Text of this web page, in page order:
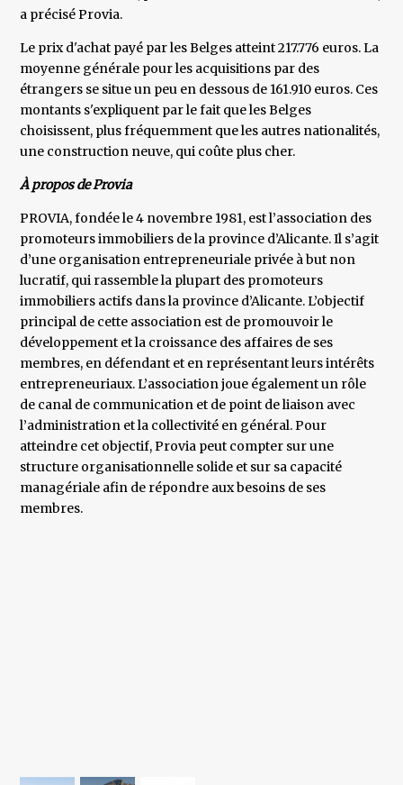
a précisé Provia.
Le prix d'achat payé par les Belges atteint 217.776 euros. La
moyenne générale pour les acquisitions par des
étrangers se situe un peu en dessous de 161.910 euros. Ces
montants s'expliquent par le fait que les Belges
choisissent, plus fréquemment que les autres nationalités,
une construction neuve, qui coûte plus cher.
À propos de Provia
PROVIA, fondée le 4 novembre 1981, est l’association des
promoteurs immobiliers de la province d’Alicante. Il s’agit
d’une organisation entrepreneuriale privée à but non
lucratif, qui rassemble la plupart des promoteurs
immobiliers actifs dans la province d’Alicante. L’objectif
principal de cette association est de promouvoir le
développement et la croissance des affaires de ses
membres, en défendant et en représentant leurs intérêts
entrepreneuriaux. L’association joue également un rôle
de canal de communication et de point de liaison avec
l’administration et la collectivité en général. Pour
atteindre cet objectif, Provia peut compter sur une
structure organisationnelle solide et sur sa capacité
managériale afin de répondre aux besoins de ses
membres.